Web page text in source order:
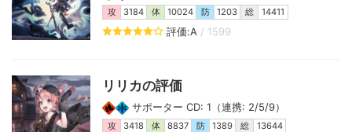
攻 3184 体 10024 防 1203 総 14411
評価:A / 1599
リリカの評価
サポーター CD: 1（連携: 2/5/9）
攻 3418 体 8837 防 1389 総 13644